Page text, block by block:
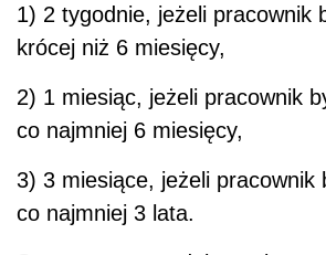
1) 2 tygodnie, jeżeli pracownik
krócej niż 6 miesięcy,
2) 1 miesiąc, jeżeli pracownik
co najmniej 6 miesięcy,
3) 3 miesiące, jeżeli pracownik
co najmniej 3 lata.